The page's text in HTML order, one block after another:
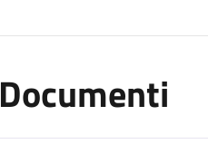
Documenti